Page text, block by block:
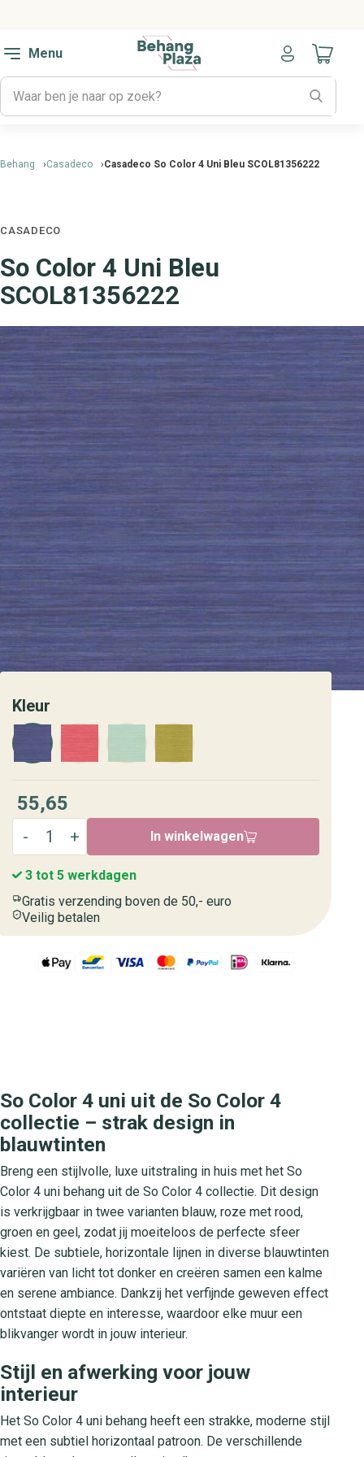
Menu
Naar
Behang Casadeco Casadeco So Color 4 Uni Bleu SCOL81356222
CASADECO
So Color 4 Uni Bleu
SCOL81356222
Kleur
55,65
In winkelwagen
3 tot 5 werkdagen
Gratis verzending boven de 50,- euro
Veilig betalen
So Color 4 uni uit de So Color 4
collectie – strak design in
blauwtinten
Breng een stijlvolle, luxe uitstraling in huis met het So
Color 4 uni behang uit de So Color 4 collectie. Dit design
is verkrijgbaar in twee varianten blauw, roze met rood,
groen en geel, zodat jij moeiteloos de perfecte sfeer
kiest. De subtiele, horizontale lijnen in diverse blauwtinten
variëren van licht tot donker en creëren samen een kalme
en serene ambiance. Dankzij het verfijnde geweven effect
ontstaat diepte en interesse, waardoor elke muur een
blikvanger wordt in jouw interieur.
Stijl en afwerking voor jouw
interieur
Het So Color 4 uni behang heeft een strakke, moderne stijl
met een subtiel horizontaal patroon. De verschillende